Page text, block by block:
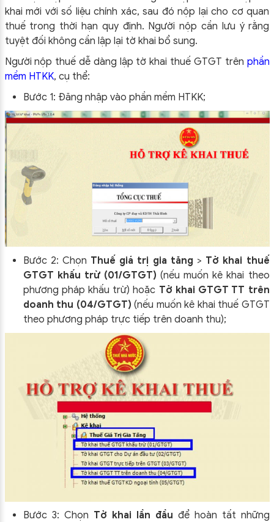
khai mới với số liệu chính xác, sau đó nộp lại cho cơ quan
thuế trong thời hạn quy định. Người nộp cần lưu ý rằng
tuyệt đối không cần lập lại tờ khai bổ sung.
Người nộp thuế dễ dàng lập tờ khai thuế GTGT trên phần
mềm HTKK, cụ thể:
Bước 1: Đăng nhập vào phần mềm HTKK;
Bước 2: Chọn Thuế giá trị gia tăng > Tờ khai thuế
GTGT khấu trừ (01/GTGT) (nếu muốn kê khai theo
phương pháp khấu trừ) hoặc Tờ khai GTGT TT trên
doanh thu (04/GTGT) (nếu muốn kê khai thuế GTGT
theo phương pháp trực tiếp trên doanh thu);
Bước 3: Chọn Tờ khai lần đầu để hoàn tất những